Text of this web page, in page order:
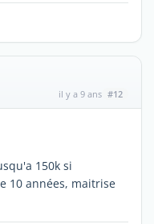
il y a 9 ans #12
150k si
10 années, maitrise